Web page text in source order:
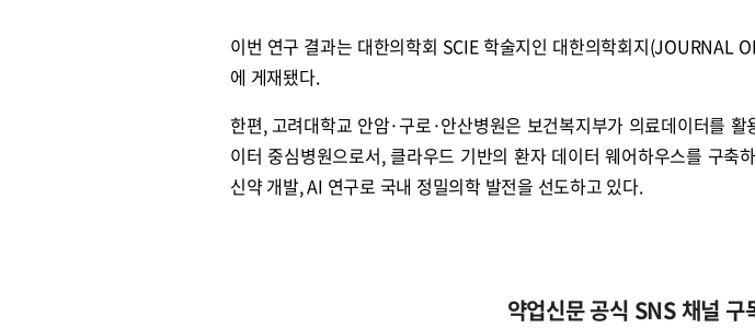
이번 연구 결과는 대한의학회 SCIE 학술지인 대한의학회지(JOURNAL
에 게재됐다.
한편, 고려대학교 안암·구로·안산병원은 보건복지부가 의료데이터를
이터 중심병원으로서, 클라우드 기반의 환자 데이터 웨어하우스를 구축
신약 개발, AI 연구로 국내 정밀의학 발전을 선도하고 있다.
약업신문 공식 SNS 채널 구